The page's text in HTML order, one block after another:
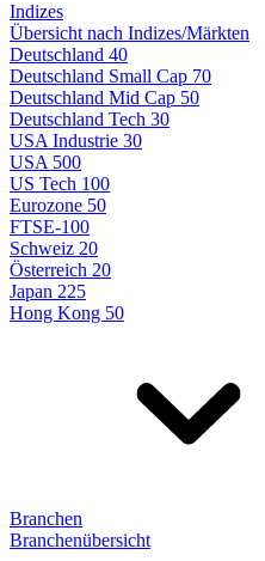
Indizes
Übersicht nach Indizes/Märkten
Deutschland 40
Deutschland Small Cap 70
Deutschland Mid Cap 50
Deutschland Tech 30
USA Industrie 30
USA 500
US Tech 100
Eurozone 50
FTSE-100
Schweiz 20
Österreich 20
Japan 225
Hong Kong 50
Branchen
Branchenübersicht